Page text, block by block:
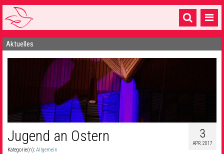
Startseite
16 Gemeinden & mehr
Gottesdienste & Sinnsuche
Gemeinschaft & Soziales
Aktuelles
3
APR. 2017
Jugend an Ostern
Kategorie(n):Allgemein